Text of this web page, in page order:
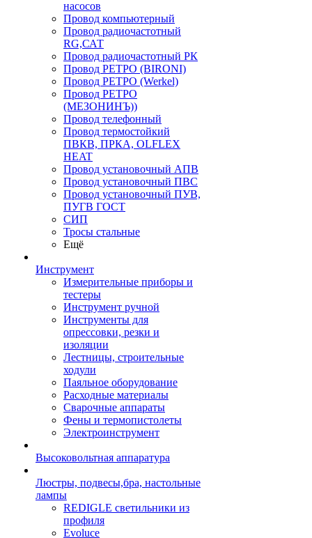
насосов
Провод компьютерный
Провод радиочастотный
RG,САТ
Провод радиочастотный РК
Провод РЕТРО (BIRONI)
Провод РЕТРО (Werkel)
Провод РЕТРО
(МЕЗОНИНЪ))
Провод телефонный
Провод термостойкий
ПВКВ, ПРКА, OLFLEX
HEAT
Провод установочный АПВ
Провод установочный ПВС
Провод установочный ПУВ,
ПУГВ ГОСТ
СИП
Тросы стальные
Ещё
Инструмент
Измерительные приборы и
тестеры
Инструмент ручной
Инструменты для
опрессовки, резки и
изоляции
Лестницы, строительные
ходули
Паяльное оборудование
Расходные материалы
Сварочные аппараты
Фены и термопистолеты
Электроинструмент
Высоковольтная аппаратура
Люстры, подвесы,бра, настольные
лампы
REDIGLE светильники из
профиля
Evoluce